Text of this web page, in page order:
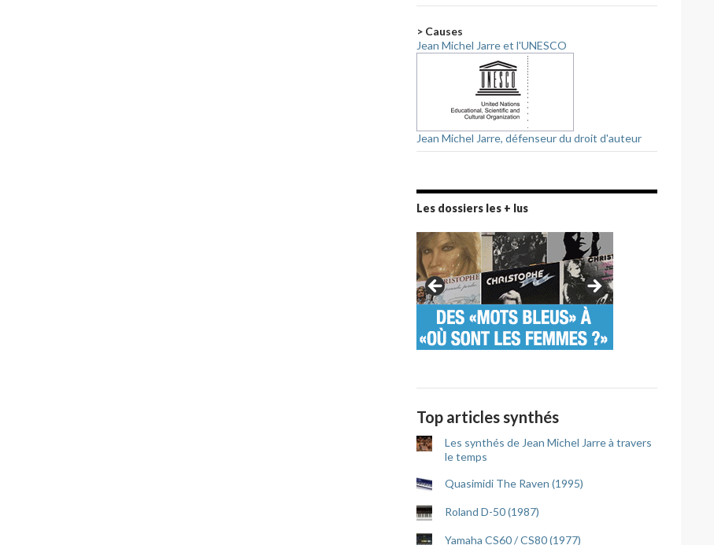
> Causes
Jean Michel Jarre et l'UNESCO
Jean Michel Jarre, défenseur du droit d'auteur
Les dossiers les + lus
Top articles synthés
Les synthés de Jean Michel Jarre à travers
le temps
Quasimidi The Raven (1995)
Roland D-50 (1987)
Yamaha CS60 / CS80 (1977)